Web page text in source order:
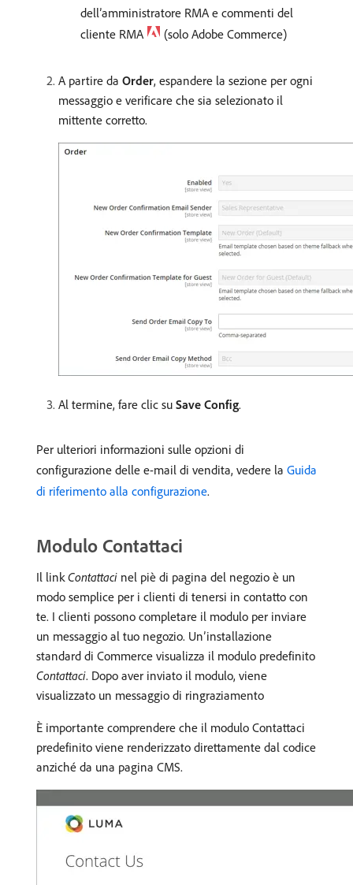
dell’amministratore RMA e commenti del
cliente RMA
(solo Adobe Commerce)
A partire da Order, espandere la sezione per ogni
messaggio e verificare che sia selezionato il
mittente corretto.
Al termine, fare clic su Save Config.
Per ulteriori informazioni sulle opzioni di
configurazione delle e-mail di vendita, vedere la Guida
di riferimento alla configurazione.
Modulo Contattaci
Il linkContattaci nel piè di pagina del negozio è un
modo semplice per i clienti di tenersi in contatto con
te. I clienti possono completare il modulo per inviare
un messaggio al tuo negozio. Un’installazione
standard di Commerce visualizza il modulo predefinito
Contattaci. Dopo aver inviato il modulo, viene
visualizzato un messaggio di ringraziamento
È importante comprendere che il modulo Contattaci
predefinito viene renderizzato direttamente dal codice
anziché da una pagina CMS.